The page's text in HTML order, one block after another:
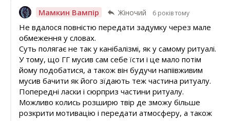
Мамкин Вампір Жіночий 6 років тому
Не вдалося повністю передати задумку через мале
обмеження у словах.
Суть полягає не так у канібалізмі, як у самому ритуалі.
У тому, що ГГ мусив сам себе їсти і це мало потім
йому подобатися, а також він будучи напіівживим
мусив бачити як його зїдають теж частина ритуалу.
Попередні ласки і сюрприз частини ритуалу.
Можливо колись розширю твір де зможу більше
розкрити мотивацію і передати атмосферу, а також